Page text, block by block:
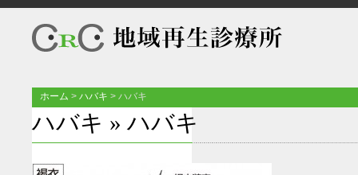
ホーム > ハバキ > ハバキ
ハバキ » ハバキ